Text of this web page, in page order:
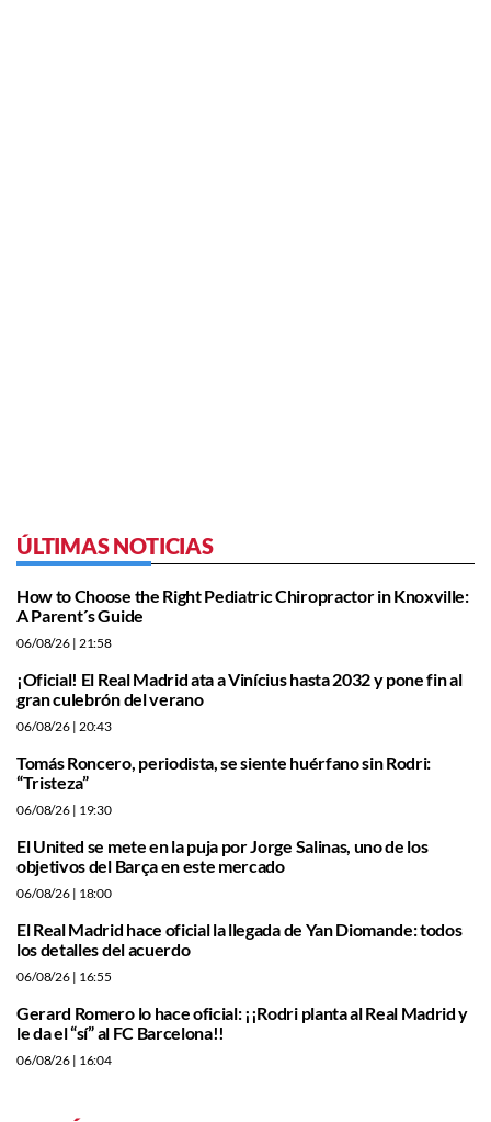
ÚLTIMAS NOTICIAS
How to Choose the Right Pediatric Chiropractor in Knoxville:
A Parent´s Guide
06/08/26 | 21:58
¡Oficial! El Real Madrid ata a Vinícius hasta 2032 y pone fin al
gran culebrón del verano
06/08/26 | 20:43
Tomás Roncero, periodista, se siente huérfano sin Rodri:
“Tristeza”
06/08/26 | 19:30
El United se mete en la puja por Jorge Salinas, uno de los
objetivos del Barça en este mercado
06/08/26 | 18:00
El Real Madrid hace oficial la llegada de Yan Diomande: todos
los detalles del acuerdo
06/08/26 | 16:55
Gerard Romero lo hace oficial: ¡¡Rodri planta al Real Madrid y
le da el “sí” al FC Barcelona!!
06/08/26 | 16:04